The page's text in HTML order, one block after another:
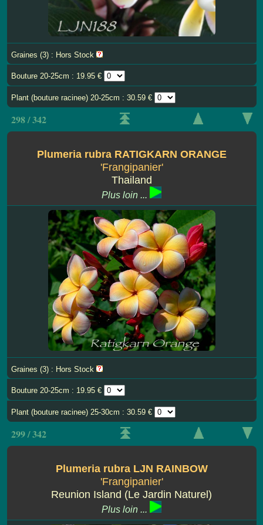
Graines (3) : Hors Stock
Bouture 20-25cm : 19.95 €
Plant (bouture racinee) 20-25cm : 30.59 €
298 / 342
Plumeria rubra RATIGKARN ORANGE
'Frangipanier'
Thailand
Plus loin ...
Graines (3) : Hors Stock
Bouture 20-25cm : 19.95 €
Plant (bouture racinee) 25-30cm : 30.59 €
299 / 342
Plumeria rubra LJN RAINBOW
'Frangipanier'
Reunion Island (Le Jardin Naturel)
Plus loin ...